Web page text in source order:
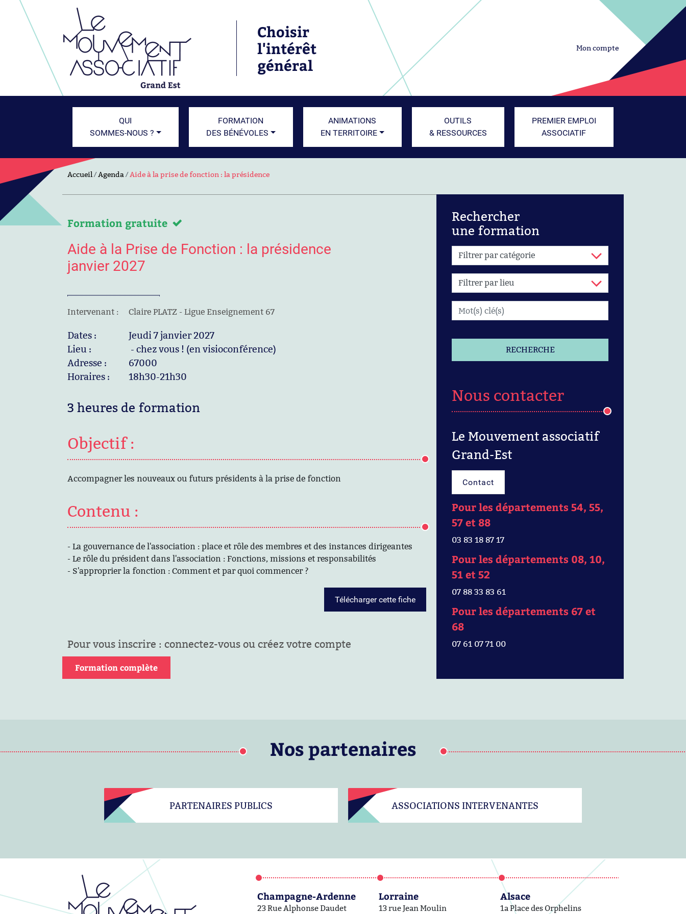
Choisir
l'intérêt
général
Mon compte
QUI
SOMMES-NOUS ?
FORMATION
DES BÉNÉVOLES
ANIMATIONS
EN TERRITOIRE
OUTILS
& RESSOURCES
PREMIER EMPLOI
ASSOCIATIF
Accueil Agenda Aide à la prise de fonction : la présidence
Formation gratuite
Aide à la Prise de Fonction : la présidence
janvier 2027
Intervenant : Claire PLATZ - Ligue Enseignement 67
Dates :
Jeudi 7 janvier 2027
Lieu :
- chez vous ! (en visioconférence)
Adresse :
67000
Horaires :
18h30-21h30
3 heures de formation
Objectif :
Accompagner les nouveaux ou futurs présidents à la prise de fonction
Contenu :
- La gouvernance de l'association : place et rôle des membres et des instances dirigeantes
- Le rôle du président dans l'association : Fonctions, missions et responsabilités
- S'approprier la fonction : Comment et par quoi commencer ?
Télécharger cette fiche
Pour vous inscrire : connectez-vous ou créez votre compte
Formation complète
Rechercher
une formation
RECHERCHE
Nous contacter
Le Mouvement associatif
Grand-Est
Contact
Pour les départements 54, 55,
57 et 88
03 83 18 87 17
Pour les départements 08, 10,
51 et 52
07 88 33 83 61
Pour les départements 67 et
68
07 61 07 71 00
Nos partenaires
PARTENAIRES PUBLICS ASSOCIATIONS INTERVENANTES
Champagne-Ardenne
23 Rue Alphonse Daudet
Lorraine
13 rue Jean Moulin
Alsace
1a Place des Orphelins